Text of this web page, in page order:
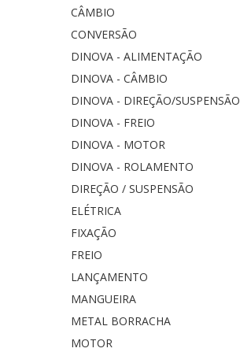
CÂMBIO
CONVERSÃO
DINOVA - ALIMENTAÇÃO
DINOVA - CÂMBIO
DINOVA - DIREÇÃO/SUSPENSÃO
DINOVA - FREIO
DINOVA - MOTOR
DINOVA - ROLAMENTO
DIREÇÃO / SUSPENSÃO
ELÉTRICA
FIXAÇÃO
FREIO
LANÇAMENTO
MANGUEIRA
METAL BORRACHA
MOTOR